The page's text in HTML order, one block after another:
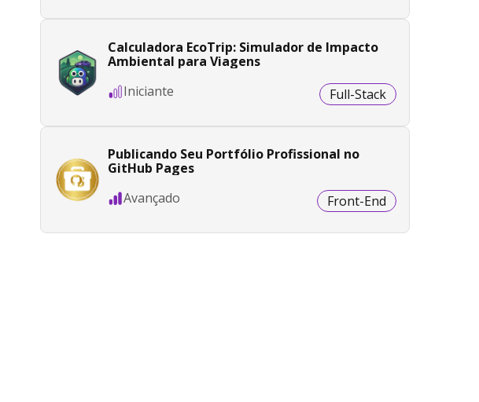
Calculadora EcoTrip: Simulador de Impacto
Ambiental para Viagens
Iniciante
Full-Stack
Publicando Seu Portfólio Profissional no
GitHub Pages
Avançado
Front-End